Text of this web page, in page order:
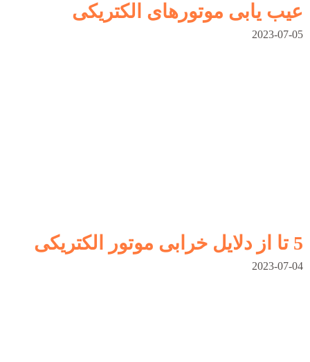
عیب یابی موتورهای الکتریکی
2023-07-05
5 تا از دلایل خرابی موتور الکتریکی
2023-07-04